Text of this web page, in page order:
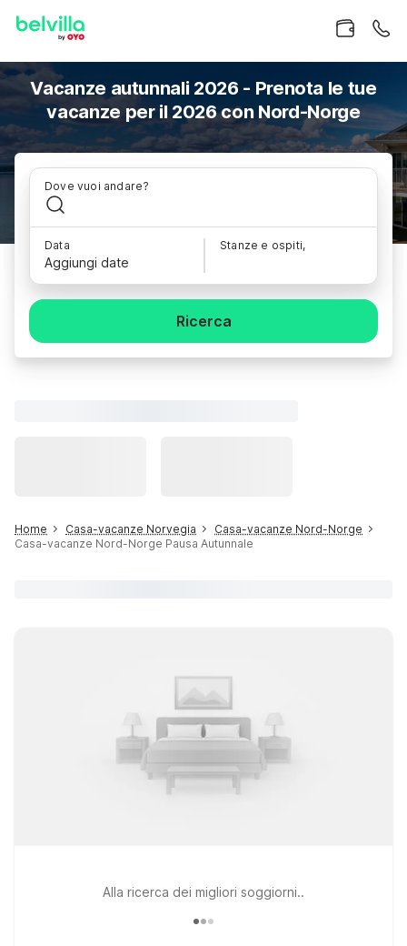
Vacanze autunnali 2026 - Prenota le tue
vacanze per il 2026 con Nord-Norge
Dove vuoi andare?
Data
Aggiungi date
Stanze e ospiti,
Ricerca
Home Casa-vacanze Norvegia
Casa-vacanze Nord-Norge
Casa-vacanze Nord-Norge Pausa Autunnale
Alla ricerca dei migliori soggiorni..